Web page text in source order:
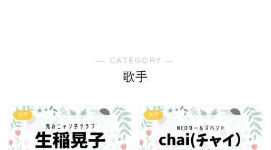
― CATEGORY ―
歌手
歌手 歌手